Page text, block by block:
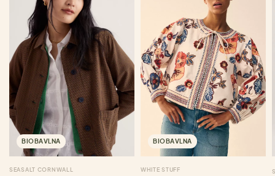
BIOBAVLNA
SEASALT CORNWALL
BIOBAVLNA
WHITE STUFF